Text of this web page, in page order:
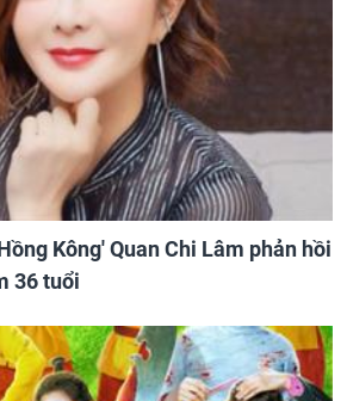
Kông' Quan Chi Lâm phản hồi
36 tuổi